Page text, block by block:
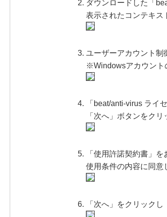
ダウンロードした「
表示されたコンテキス
ユーザーアカウント制
※Windowsアカウント
「beat/anti-virus ライ
「次へ」ボタンをクリ
「使用許諾契約書」を
使用条件の内容に同意
「次へ」をクリック